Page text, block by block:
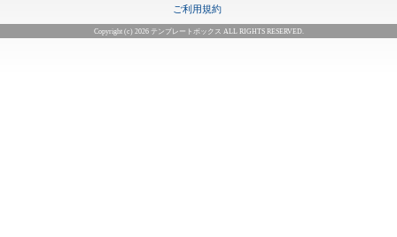
ご利用規約
Copyright (c) 2026 テンプレートボックス ALL RIGHTS RESERVED.